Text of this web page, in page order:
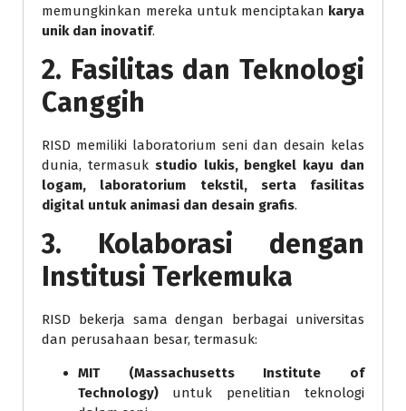
memungkinkan mereka untuk menciptakan karya
unik dan inovatif.
2. Fasilitas dan Teknologi
Canggih
RISD memiliki laboratorium seni dan desain kelas
dunia, termasuk studio lukis, bengkel kayu dan
logam, laboratorium tekstil, serta fasilitas
digital untuk animasi dan desain grafis.
3. Kolaborasi dengan
Institusi Terkemuka
RISD bekerja sama dengan berbagai universitas
dan perusahaan besar, termasuk:
MIT (Massachusetts Institute of
Technology) untuk penelitian teknologi